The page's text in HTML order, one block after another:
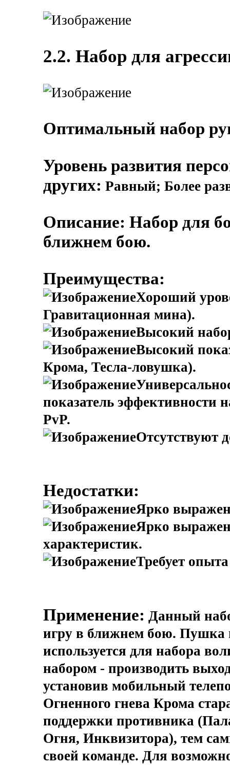
2.2. Набор для
Оптимальный набор
Уровень развития
других: Равный; Более
Описание: Набор для
ближнем бою.
Преимущества:
Хороший
Гравитационная мина).
Высокий
Высокий
Крома, Тесла-ловушка).
показатель эффективности
PvP.
Отсутствуют
Недостатки:
Ярко
Ярко
характеристик.
Требует
Применение: Данный
игру в ближнем бою. Пушка
используется для набора
набором - производить
установив мобильный
Огненного гнева Крома
поддержки противника
Огня, Инквизитора), тем
своей команде. Для